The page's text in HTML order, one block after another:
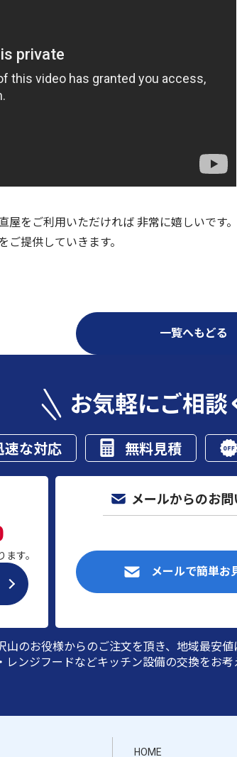
をご利用いただければ 非常に嬉しいです。
ご提供していきます。
一覧へもどる
お気軽にご相談
速な対応 無料見積
す。
メールからのお問
メールで簡単お
山のお役様からのご注文を頂き、地域最安
ンジフードなどキッチン設備の交換をお
HOME